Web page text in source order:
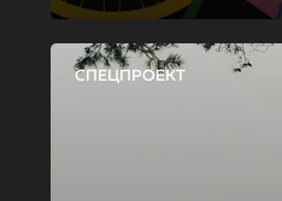
СПЕЦПРОЕКТ